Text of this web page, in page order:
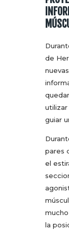
de
utilizar
guiar
pares
el
la